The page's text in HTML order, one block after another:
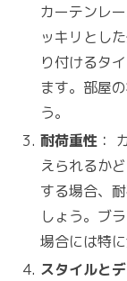
カーテンレ
ッキリとし
り付けるタ
ます。部屋
う。
耐荷重性 ：
えられるか
する場合、
しょう。ブ
場合には特
スタイルと